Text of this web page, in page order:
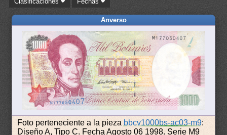
Anverso
Foto perteneciente a la pieza bbcv1000bs-ac03-m9:
Diseño A, Tipo C. Fecha Agosto 06 1998. Serie M9